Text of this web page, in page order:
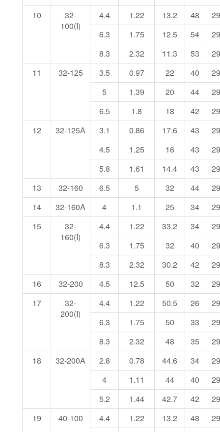
10
32-
100(I)
4.4 1.22 13.2 48
6.3
1.75 12.5 54
8.3
2.32 11.3 53
11
32-125 3.5 0.97 22 40
5
1.39 20 44
6.5
1.8 18 42
12
32-125A 3.1 0.86 17.6 43
4.5
1.25 16 43
5.8
1.61 14.4 43
13
32-160 6.5 5 32 44
14
32-160A 4 1.1 25 34
15
32-
160(I)
4.4 1.22 33.2 34
6.3
1.75 32 40
8.3
2.32 30.2 42
16
32-200 4.5 12.5 50 32
17
32-
200(I)
4.4 1.22 50.5 26
6.3
1.75 50 33
8.3
2.32 48 35
18
32-200A 2.8 0.78 44.6 34
4
1.11 44 40
5.2
1.44 42.7 42
19
40-100 4.4 1.22 13.2 48